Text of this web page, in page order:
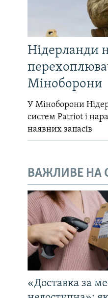
Нідерланди
Міноборони
У Міноборони
систем Patriot і
наявних запасів
ВАЖЛИВЕ НА
«Доставка за